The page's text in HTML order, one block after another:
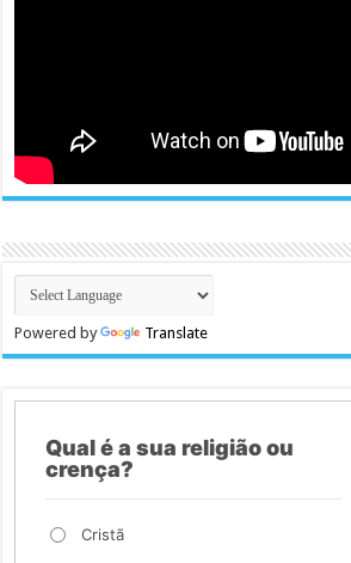
Powered by Translate
Qual é a sua religião ou
crença?
Cristã